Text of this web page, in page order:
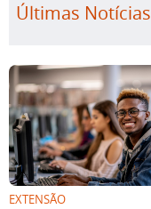
Últimas Notícias
EXTENSÃO